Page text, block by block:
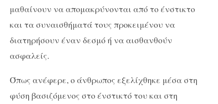
μαθαίνουν να απομακρύνονται από το ένστικτο
και τα συναισθήματά τους προκειμένου να
διατηρήσουν έναν δεσμό ή να αισθανθούν
ασφαλείς.
Όπως ανέφερε, ο άνθρωπος εξελίχθηκε μέσα στη
φύση βασιζόμενος στο ένστικτό του και στη